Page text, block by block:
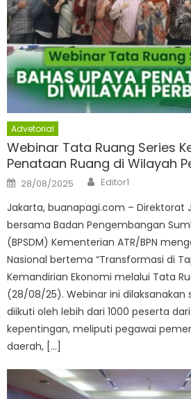
Advetorial
Webinar Tata Ruang Series
Penataan Ruang di Wilayah
Posted
on
28/08/2025 Author
Editor1
Jakarta, buanapagi.com – Direktorat
bersama Badan Pengembangan
(BPSDM) Kementerian ATR/BPN
Nasional bertema “Transformasi di
Kemandirian Ekonomi melalui Tata
(28/08/25). Webinar ini dilaksanakan
diikuti oleh lebih dari 1000 peserta
kepentingan, meliputi pegawai
daerah, […]